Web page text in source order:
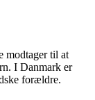
modtager til at
I Danmark er
forældre.